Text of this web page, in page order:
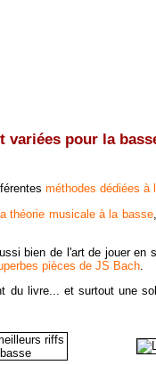
variées pour la
méthodes dédiées à
théorie musicale à la basse
bien de l'art de jouer en
pièces de JS Bach
livre... et surtout une